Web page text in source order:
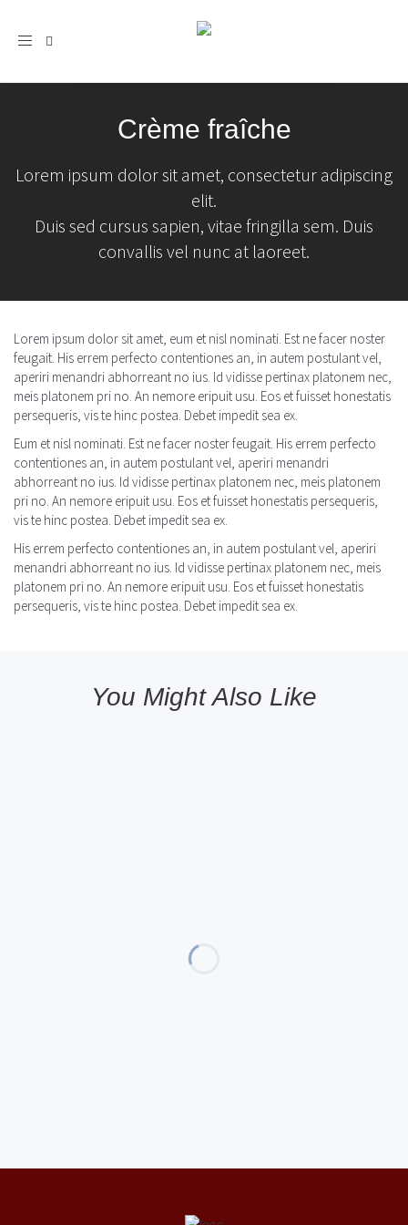
Toggle
Crème fraîche
Lorem ipsum dolor sit amet, consectetur adipiscing
elit.
Duis sed cursus sapien, vitae fringilla sem. Duis
convallis vel nunc at laoreet.
Lorem ipsum dolor sit amet, eum et nisl nominati. Est ne facer noster
feugait. His errem perfecto contentiones an, in autem postulant vel,
aperiri menandri abhorreant no ius. Id vidisse pertinax platonem nec,
meis platonem pri no. An nemore eripuit usu. Eos et fuisset honestatis
persequeris, vis te hinc postea. Debet impedit sea ex.
Eum et nisl nominati. Est ne facer noster feugait. His errem perfecto
contentiones an, in autem postulant vel, aperiri menandri
abhorreant no ius. Id vidisse pertinax platonem nec, meis platonem
pri no. An nemore eripuit usu. Eos et fuisset honestatis persequeris,
vis te hinc postea. Debet impedit sea ex.
His errem perfecto contentiones an, in autem postulant vel, aperiri
menandri abhorreant no ius. Id vidisse pertinax platonem nec, meis
platonem pri no. An nemore eripuit usu. Eos et fuisset honestatis
persequeris, vis te hinc postea. Debet impedit sea ex.
You Might Also Like